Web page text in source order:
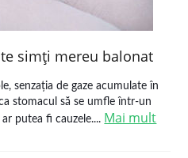
simţi mereu balonat
senzația de gaze acumulate în
stomacul să se umfle într-un
putea fi cauzele.... Mai mult